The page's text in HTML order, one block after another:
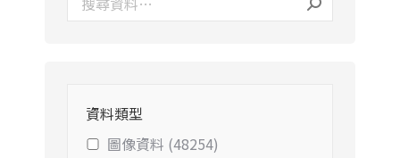
資料類型
圖像資料 (48254)